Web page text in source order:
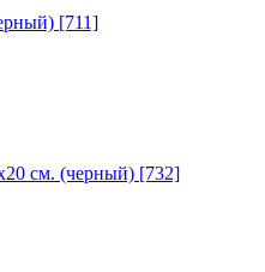
[711]
см. (черный) [732]